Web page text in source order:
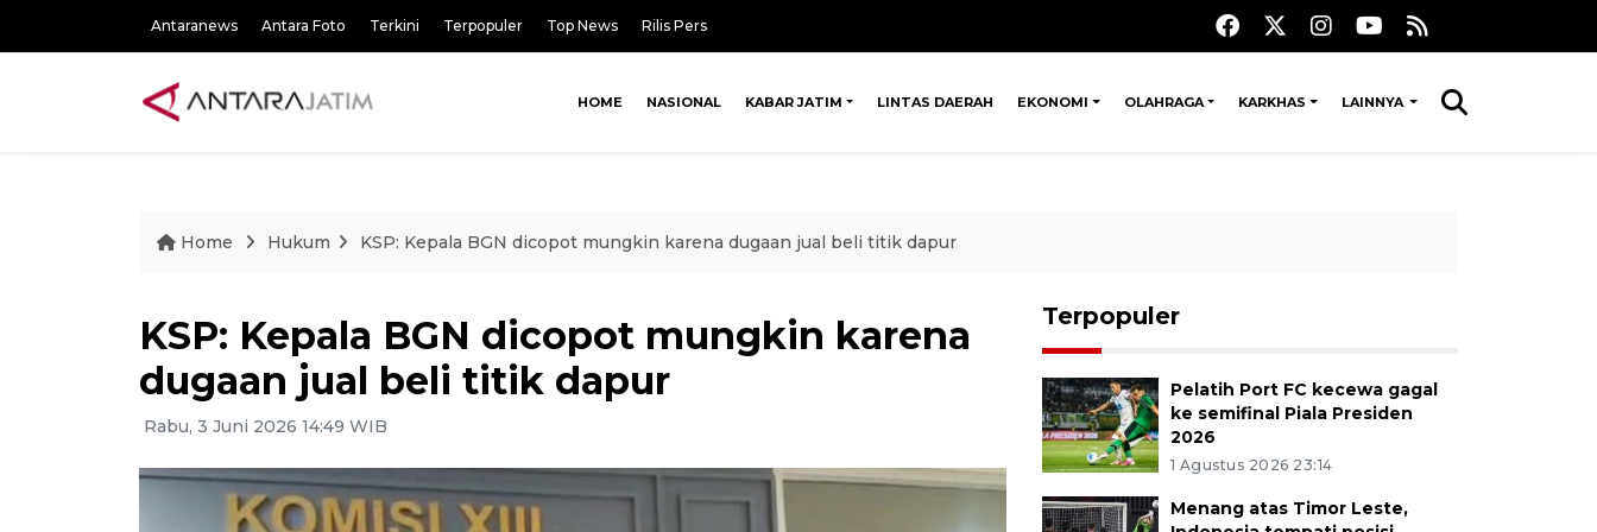
Antaranews Antara Foto Terkini Terpopuler Top News Rilis Pers
HOME NASIONAL KABAR JATIM LINTAS DAERAH EKONOMI OLAHRAGA KARKHAS LAINNYA
Home Hukum KSP: Kepala BGN dicopot mungkin karena dugaan jual beli titik dapur
KSP: Kepala BGN dicopot mungkin karena
dugaan jual beli titik dapur
Rabu, 3 Juni 2026 14:49 WIB
Terpopuler
Pelatih Port FC kecewa gagal
ke semifinal Piala Presiden
2026
1 Agustus 2026 23:14
Menang atas Timor Leste,